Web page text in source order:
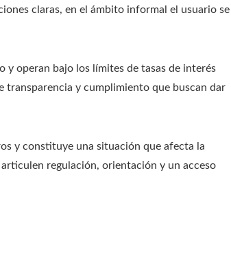
claras, en el ámbito informal el usuario se
y operan bajo los límites de tasas de interés
y cumplimiento que buscan dar
y constituye una situación que afecta la
regulación, orientación y un acceso